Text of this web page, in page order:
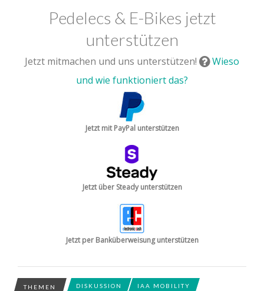
Pedelecs & E-Bikes jetzt
unterstützen
Jetzt mitmachen und uns unterstützen!
Wieso
und wie funktioniert das?
Jetzt mit PayPal unterstützen
Jetzt über Steady unterstützen
Jetzt per Banküberweisung unterstützen
THEMEN DISKUSSION IAA MOBILITY